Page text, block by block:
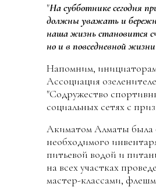
"На субботнике сегодня
должны уважать и
наша жизнь становится
но и в повседневной
Напомним,
Ассоциация
"Содружество
социальных сетях с
Акиматом Алматы была
необходимого
питьевой водой и
на всех участках
мастер-классами,